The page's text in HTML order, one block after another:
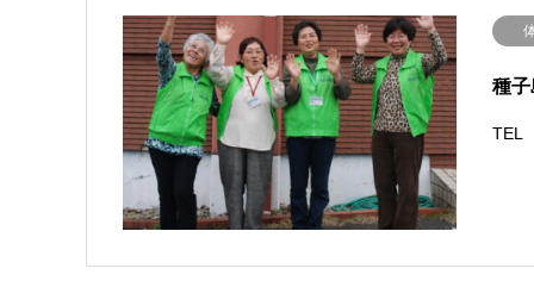
種子
TEL